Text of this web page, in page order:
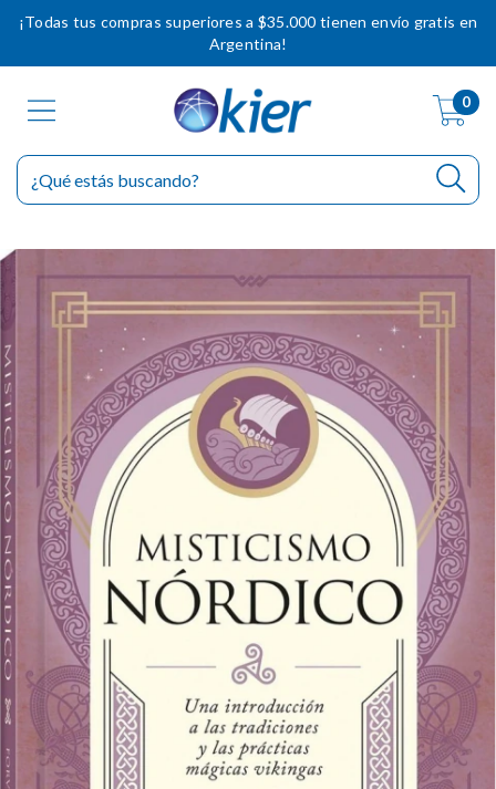
¡Todas tus compras superiores a $35.000 tienen envío gratis en
Argentina!
0